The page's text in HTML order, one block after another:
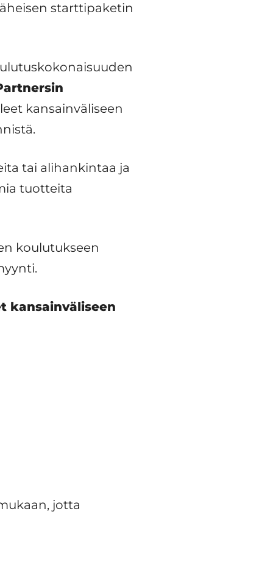
starttipaketin
kansainväliseen
tai alihankintaa ja
tuotteita
koulutukseen
kansainväliseen
jotta